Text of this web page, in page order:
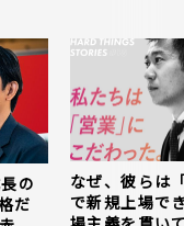
の
だ
なぜ、彼らは
で新規上場で